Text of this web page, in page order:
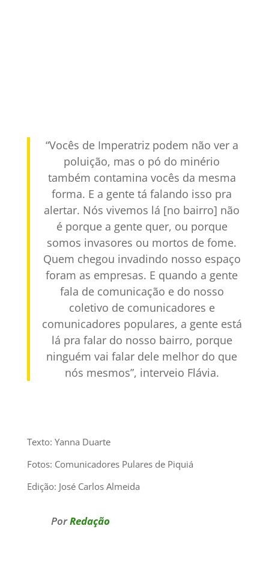
“Vocês de Imperatriz podem não ver a
poluição, mas o pó do minério
também contamina vocês da mesma
forma. E a gente tá falando isso pra
alertar. Nós vivemos lá [no bairro] não
é porque a gente quer, ou porque
somos invasores ou mortos de fome.
Quem chegou invadindo nosso espaço
foram as empresas. E quando a gente
fala de comunicação e do nosso
coletivo de comunicadores e
comunicadores populares, a gente está
lá pra falar do nosso bairro, porque
ninguém vai falar dele melhor do que
nós mesmos”, interveio Flávia.
Texto: Yanna Duarte
Fotos: Comunicadores Pulares de Piquiá
Edição: José Carlos Almeida
PorRedação